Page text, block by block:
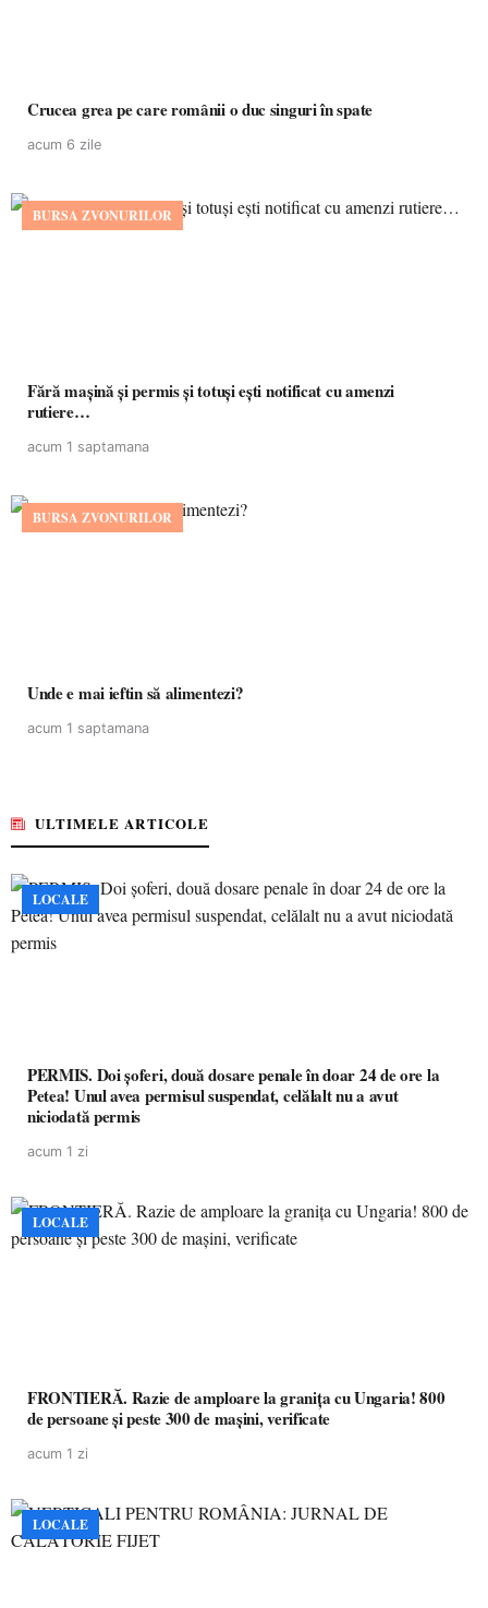
Crucea grea pe care românii o duc singuri în spate
acum 6 zile
BURSA ZVONURILOR
Fără mașină și permis și totuși ești notificat cu amenzi
rutiere…
acum 1 saptamana
BURSA ZVONURILOR
Unde e mai ieftin să alimentezi?
acum 1 saptamana
ULTIMELE ARTICOLE
LOCALE
PERMIS. Doi șoferi, două dosare penale în doar 24 de ore la
Petea! Unul avea permisul suspendat, celălalt nu a avut
niciodată permis
acum 1 zi
LOCALE
FRONTIERĂ. Razie de amploare la granița cu Ungaria! 800
de persoane și peste 300 de mașini, verificate
acum 1 zi
LOCALE